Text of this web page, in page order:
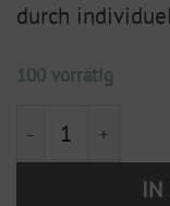
durch
100 vorrätig
Klappkarte A6
IN